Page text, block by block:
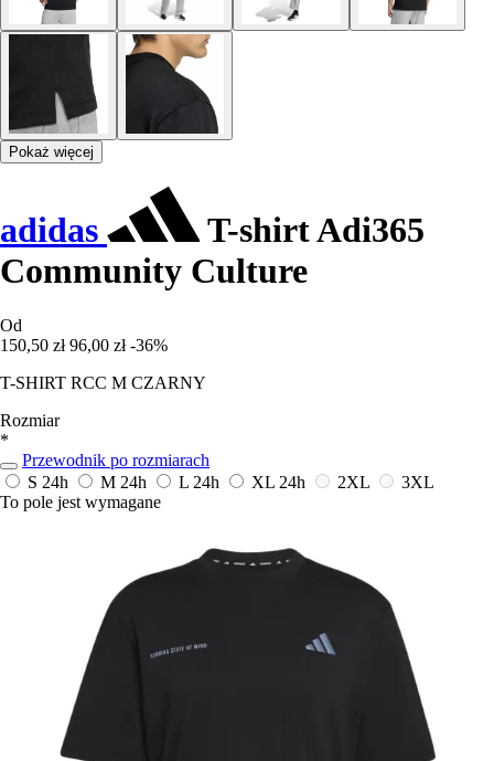
Pokaż więcej
adidas
T-shirt Adi365
Community Culture
Od
150,50 zł 96,00 zł -36%
T-SHIRT RCC M CZARNY
Rozmiar
*
Przewodnik po rozmiarach
S 24h M 24h L 24h XL 24h 2XL
3XL
To pole jest wymagane